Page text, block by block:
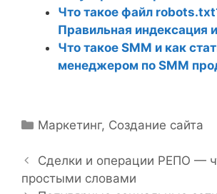
Что такое файл
Правильная индексация
Что такое SMM и как
менеджером по SMM
Р
б
р
Маркетинг, Создание сайта
а
в
Сделки и операции РЕПО —
простыми словами